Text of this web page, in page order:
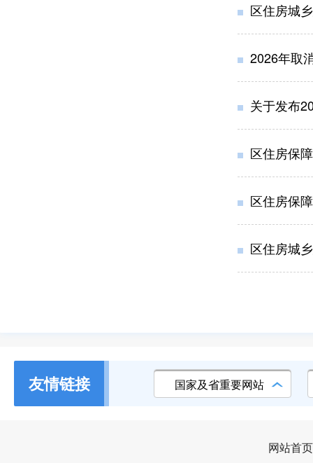
区住房城
2026年取
关于发布
区住房保
区住房保
区住房城
友情链接 国家及省重要网站
网站首页